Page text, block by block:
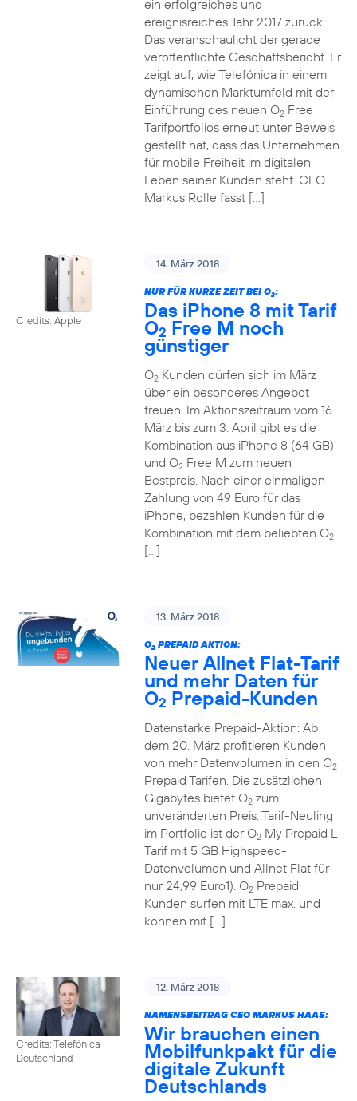
ein erfolgreiches und
ereignisreiches Jahr 2017 zurück.
Das veranschaulicht der gerade
veröffentlichte Geschäftsbericht. Er
zeigt auf, wie Telefónica in einem
dynamischen Marktumfeld mit der
Einführung des neuen O2Free
Tarifportfolios erneut unter Beweis
gestellt hat, dass das Unternehmen
für mobile Freiheit im digitalen
Leben seiner Kunden steht. CFO
Markus Rolle fasst […]
Credits: Apple
14. März 2018
NUR FÜR KURZE ZEIT BEI O2:
Das iPhone 8 mit Tarif
O2 Free M noch
günstiger
O2Kunden dürfen sich im März
über ein besonderes Angebot
freuen. Im Aktionszeitraum vom 16.
März bis zum 3. April gibt es die
Kombination aus iPhone 8 (64 GB)
und O2Free M zum neuen
Bestpreis. Nach einer einmaligen
Zahlung von 49 Euro für das
iPhone, bezahlen Kunden für die
Kombination mit dem beliebten O2
[…]
13. März 2018
O2PREPAID AKTION:
Neuer Allnet Flat-Tarif
und mehr Daten für
O2 Prepaid-Kunden
Datenstarke Prepaid-Aktion: Ab
dem 20. März profitieren Kunden
von mehr Datenvolumen in den O2
Prepaid Tarifen. Die zusätzlichen
Gigabytes bietet O2zum
unveränderten Preis. Tarif-Neuling
im Portfolio ist der O2My Prepaid L
Tarif mit 5 GB Highspeed-
Datenvolumen und Allnet Flat für
nur 24,99 Euro1). O2Prepaid
Kunden surfen mit LTE max. und
können mit […]
Credits: Telefónica
Deutschland
12. März 2018
NAMENSBEITRAG CEO MARKUS HAAS:
Wir brauchen einen
Mobilfunkpakt für die
digitale Zukunft
Deutschlands